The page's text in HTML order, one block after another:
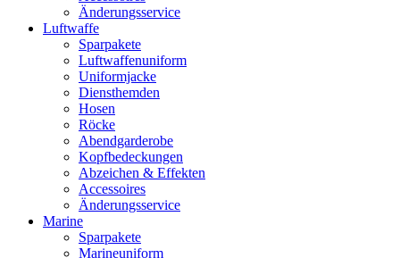
Änderungsservice
Luftwaffe
Sparpakete
Luftwaffenuniform
Uniformjacke
Diensthemden
Hosen
Röcke
Abendgarderobe
Kopfbedeckungen
Abzeichen & Effekten
Accessoires
Änderungsservice
Marine
Sparpakete
Marineuniform